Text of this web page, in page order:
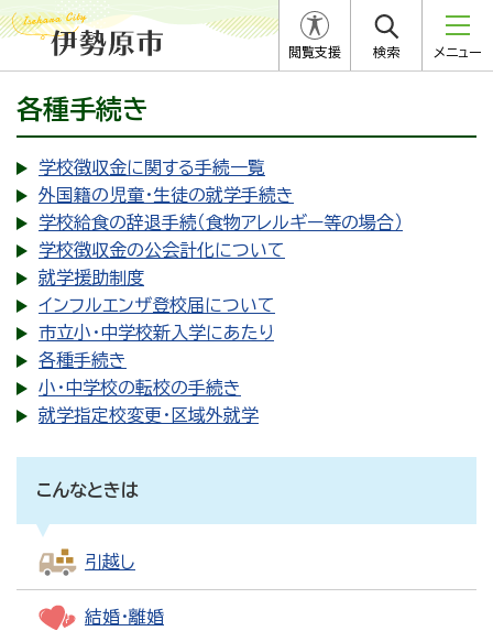
閲覧支援 検索 メニュー
各種手続き
学校徴収金に関する手続一覧
外国籍の児童・生徒の就学手続き
学校給食の辞退手続（食物アレルギー等の場合）
学校徴収金の公会計化について
就学援助制度
インフルエンザ登校届について
市立小・中学校新入学にあたり
各種手続き
小・中学校の転校の手続き
就学指定校変更・区域外就学
こんなときは
引越し
結婚・離婚